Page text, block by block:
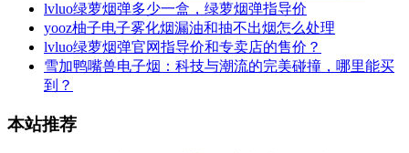
lvluo绿萝烟弹多少一盒，绿萝烟弹指导价
yooz柚子电子雾化烟漏油和抽不出烟怎么处理
lvluo绿萝烟弹官网指导价和专卖店的售价？
雪加鸭嘴兽电子烟：科技与潮流的完美碰撞，哪里能买
到？
本站推荐